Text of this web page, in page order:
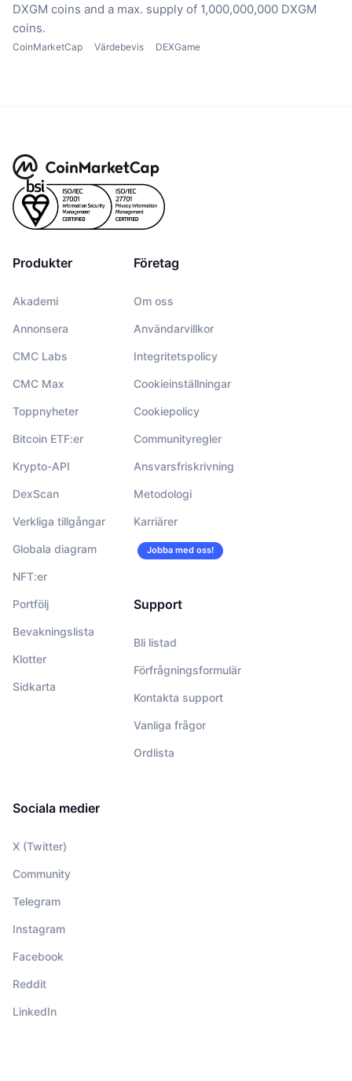
DXGM coins and a max. supply of 1,000,000,000 DXGM
coins.
CoinMarketCap Värdebevis DEXGame
Produkter
Akademi
Annonsera
CMC Labs
CMC Max
Toppnyheter
Bitcoin ETF:er
Krypto-API
DexScan
Verkliga tillgångar
Globala diagram
NFT:er
Portfölj
Bevakningslista
Klotter
Sidkarta
Företag
Om oss
Användarvillkor
Integritetspolicy
Cookieinställningar
Cookiepolicy
Communityregler
Ansvarsfriskrivning
Metodologi
Karriärer
Jobba med oss!
Support
Bli listad
Förfrågningsformulär
Kontakta support
Vanliga frågor
Ordlista
Sociala medier
X (Twitter)
Community
Telegram
Instagram
Facebook
Reddit
LinkedIn